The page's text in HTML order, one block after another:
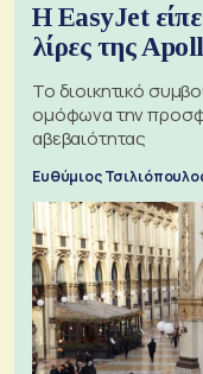
Η EasyJet είπε
λίρες της
Το διοικητικό
ομόφωνα την
αβεβαιότητας
Ευθύμιος